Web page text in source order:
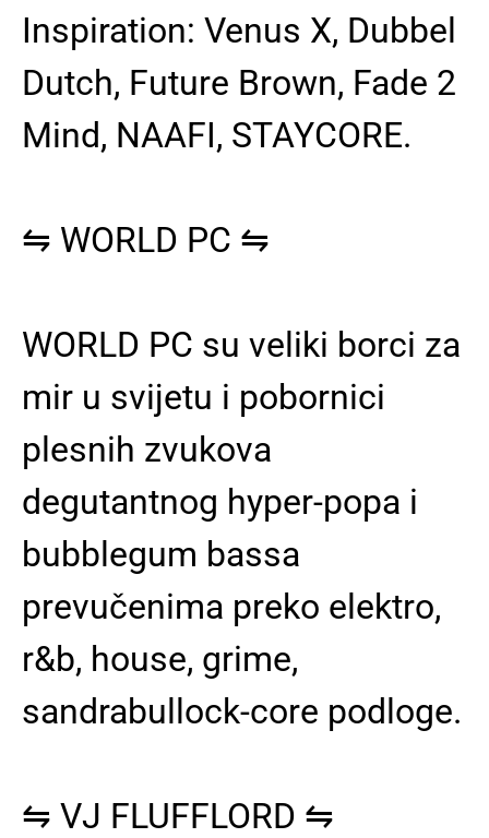
Inspiration: Venus X, Dubbel
Dutch, Future Brown, Fade 2
Mind, NAAFI, STAYCORE.
⇋ WORLD PC ⇋
WORLD PC su veliki borci za
mir u svijetu i pobornici
plesnih zvukova
degutantnog hyper-popa i
bubblegum bassa
prevučenima preko elektro,
r&b, house, grime,
sandrabullock-core podloge.
⇋ VJ FLUFFLORD ⇋